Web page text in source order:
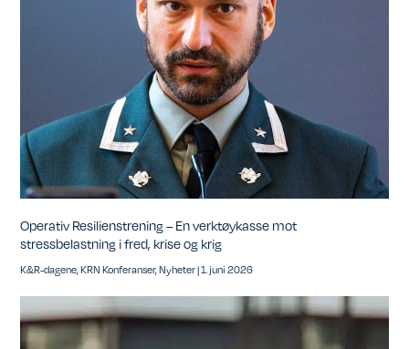
Operativ Resilienstrening – En verktøykasse mot
stressbelastning i fred, krise og krig
K&R-dagene,KRN Konferanser,Nyheter|1. juni 2026